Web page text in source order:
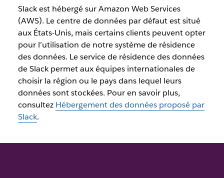
Slack est hébergé sur Amazon Web Services
(AWS). Le centre de données par défaut est situé
aux États-Unis, mais certains clients peuvent opter
pour l’utilisation de notre système de résidence
des données. Le service de résidence des données
de Slack permet aux équipes internationales de
choisir la région ou le pays dans lequel leurs
données sont stockées. Pour en savoir plus,
consultez Hébergement des données proposé par
Slack.